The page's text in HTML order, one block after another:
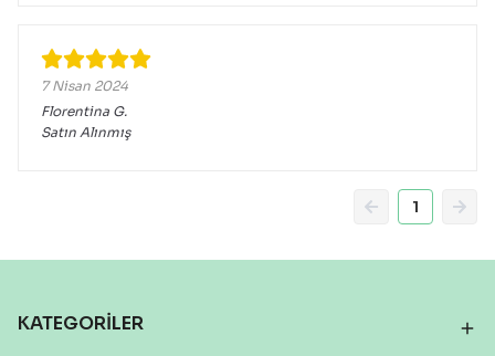
7 Nisan 2024
Florentina G.
Satın Alınmış
1
KATEGORİLER